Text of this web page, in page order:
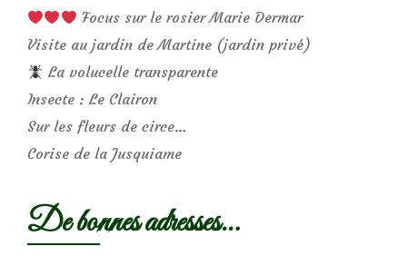
Focus sur le rosier Marie Dermar
Visite au jardin de Martine (jardin privé)
La volucelle transparente
Insecte : Le Clairon
Sur les fleurs de circe…
Corise de la Jusquiame
De bonnes adresses…